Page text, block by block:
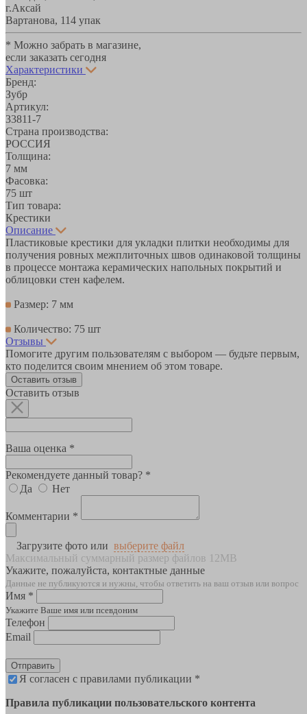
г.Аксай
Вартанова, 114 упак
* Можно забрать в магазине,
если заказать сегодня
Характеристики
Бренд:
Зубр
Артикул:
33811-7
Страна производства:
РОССИЯ
Толщина:
7 мм
Фасовка:
75 шт
Тип товара:
Крестики
Описание
Пластиковые крестики для укладки плитки необходимы для
получения ровных межплиточных швов одинаковой толщины
в процессе монтажа керамических напольных покрытий и
облицовки стен кафелем.
Размер: 7 мм
Количество: 75 шт
Отзывы
Помогите другим пользователям с выбором — будьте первым,
кто поделится своим мнением об этом товаре.
Оставить отзыв
Оставить отзыв
Ваша оценка *
Рекомендуете данный товар? *
Да
Нет
Комментарии *
Загрузите фото или выберите файл
Максимальный суммарный размер файлов 12MB
Укажите, пожалуйста, контактные данные
Данные не публикуются и нужны, чтобы ответить на ваш отзыв или вопрос
Имя *
Укажите Ваше имя или псевдоним
Телефон
Email
Отправить
Я согласен с правилами публикации *
Правила публикации пользовательского контента